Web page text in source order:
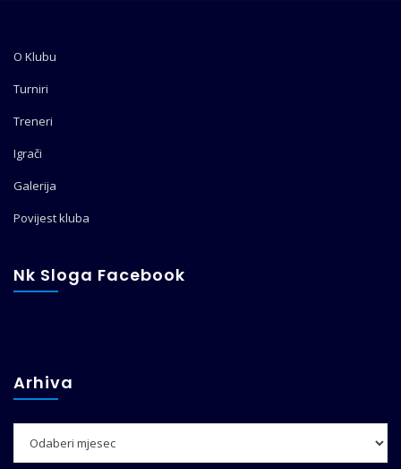
O Klubu
Turniri
Treneri
Igrači
Galerija
Povijest kluba
Nk Sloga Facebook
Arhiva